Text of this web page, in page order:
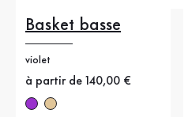
Basket basse
violet
Nouveau prix
à partir de 140,00 €